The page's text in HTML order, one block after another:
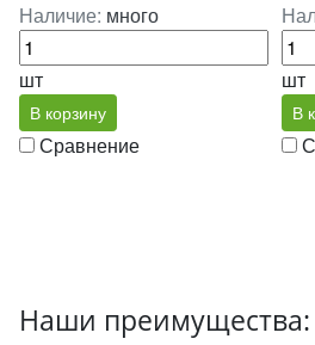
Наличие: много
шт
В корзину
Сравнение
шт
В
Наши преимущества: